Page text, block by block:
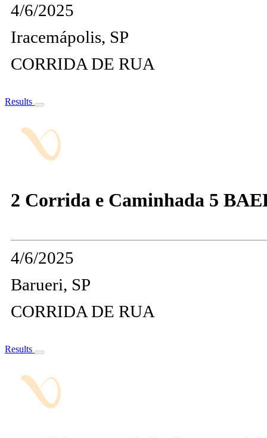
4/6/2025
Iracemápolis, SP
CORRIDA DE RUA
Results
2 Corrida e Caminhada 5
4/6/2025
Barueri, SP
CORRIDA DE RUA
Results